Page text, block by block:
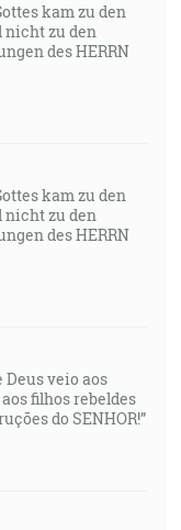
kam zu den
nicht zu den
des HERRN
kam zu den
nicht zu den
des HERRN
Deus veio aos
filhos rebeldes
do SENHOR!”